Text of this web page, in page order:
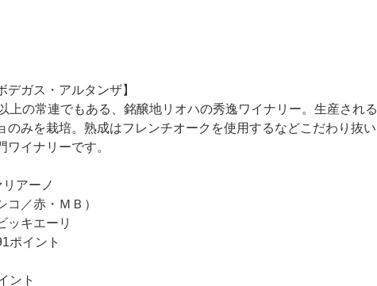
デガス・アルタンザ】
上の常連でもある、銘醸地リオハの秀逸ワイナリー。生産され
のみを栽培。熟成はフレンチオークを使用するなどこだわり抜
イナリーです。
アーノ
コ／赤・ＭＢ）
ッキエーリ
ポイント
ント